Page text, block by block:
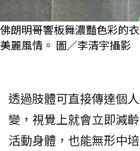
佛朗明哥響板舞濃豔色彩的
美麗風情。 圖／李清宇攝影
透過肢體可直接傳達個
變，視覺上就會立即減
活動身體，也能無形中